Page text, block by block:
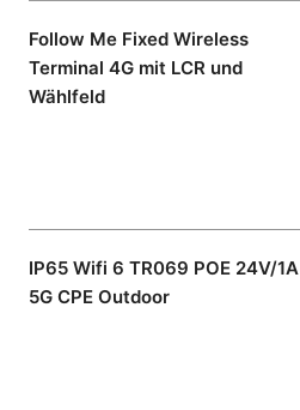
Follow Me Fixed Wireless
Terminal 4G mit LCR und
Wählfeld
IP65 Wifi 6 TR069 POE 24V/1A
5G CPE Outdoor